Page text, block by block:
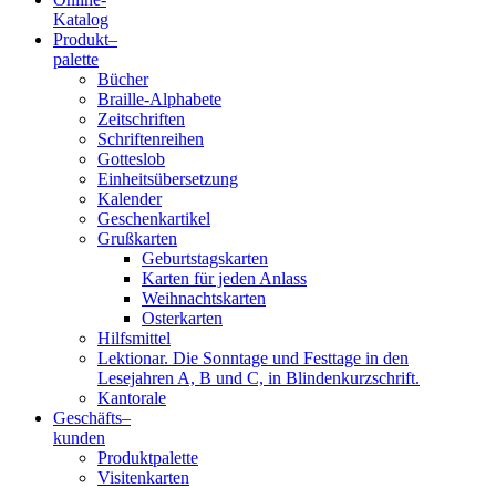
Blindenschrift-
Verlag
Druckerei
gGmbH
Katalog
Produkt–
palette
Bücher
Braille-Alphabete
Zeitschriften
Schriftenreihen
Gotteslob
Einheitsübersetzung
Kalender
Geschenkartikel
Grußkarten
Geburtstagskarten
Karten für jeden Anlass
Weihnachtskarten
Osterkarten
Hilfsmittel
Lektionar. Die Sonntage und Festtage in den
Lesejahren A, B und C, in Blindenkurzschrift.
Kantorale
Geschäfts­–
kunden
Produktpalette
Visitenkarten